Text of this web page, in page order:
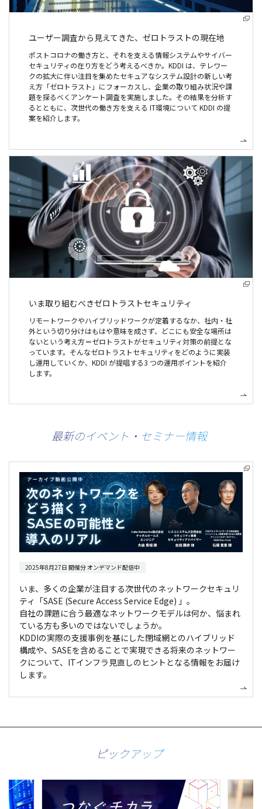
ユーザー調査から見えてきた、ゼロトラストの現在地
ポストコロナの働き方と、それを支える情報システムやサイバー
セキュリティの在り方をどう考えるべきか。KDDI は、テレワー
クの拡大に伴い注目を集めたセキュアなシステム設計の新しい考
え方「ゼロトラスト」にフォーカスし、企業の取り組み状況や課
題を探るべくアンケート調査を実施しました。その結果を分析す
るとともに、次世代の働き方を支える IT環境について KDDI の提
案を紹介します。
いま取り組むべきゼロトラストセキュリティ
リモートワークやハイブリッドワークが定着するなか、社内・社
外という切り分けはもはや意味を成さず、どこにも安全な場所は
ないという考え方＝ゼロトラストがセキュリティ対策の前提とな
っています。そんなゼロトラストセキュリティをどのように実装
し運用していくか、KDDI が提唱する3 つの運用ポイントを紹介
します。
最新のイベント・セミナー情報
2025年8月27日 開催分 オンデマンド配信中
いま、多くの企業が注目する次世代のネットワークセキュリ
ティ「SASE (Secure Access Service Edge) 」。
自社の課題に合う最適なネットワークモデルは何か、悩まれ
ている方も多いのではないでしょうか。
KDDIの実際の支援事例を基にした閉域網とのハイブリッド
構成や、SASEを含めることで実現できる将来のネットワー
クについて、ITインフラ見直しのヒントとなる情報をお届け
します。
ピックアップ